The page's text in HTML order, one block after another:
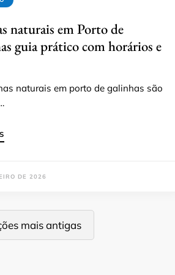
naturais em Porto de
guia prático com horários e
naturais em porto de galinhas são
DE 2026
mais antigas